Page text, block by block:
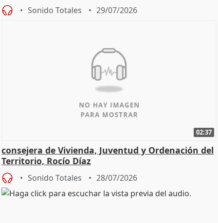
Sonido Totales 29/07/2026
02:37
consejera de Vivienda, Juventud y Ordenación del
Territorio, Rocío Díaz
Sonido Totales 28/07/2026